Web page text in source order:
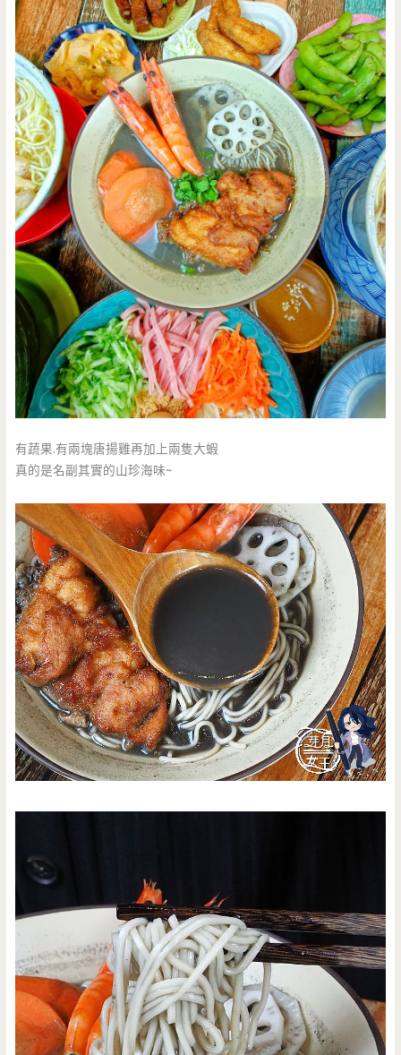
有蔬果.有兩塊唐揚雞再加上兩隻大蝦
真的是名副其實的山珍海味~